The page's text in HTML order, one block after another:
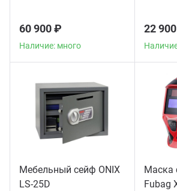
60 900 ₽
Наличие: много
22
Мебельный сейф ONIX
LS-25D
Маска
Fubag